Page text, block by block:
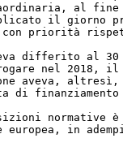
al
il giorno
con priorità
differito al
nel 2018, il
aveva,
finanziamento
normative
europea, in